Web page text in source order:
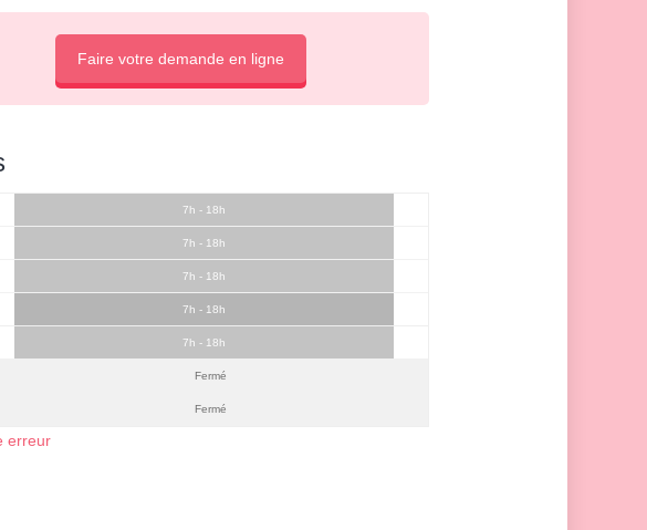
Faire votre demande en ligne
7h - 18h
7h - 18h
7h - 18h
7h - 18h
7h - 18h
Fermé
Fermé
erreur